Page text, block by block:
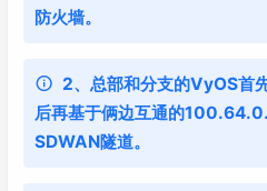
防火墙。
2、总部和分支的VyOS首
后再基于俩边互通的
SDWAN隧道。